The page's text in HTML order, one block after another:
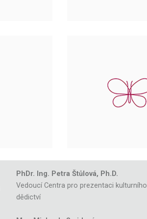
PhDr. Ing. Petra Štůlová, Ph.D.
Vedoucí Centra pro prezentaci kulturního
dědictví